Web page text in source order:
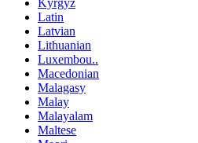
Latin
Latvian
Lithuanian
Luxembou..
Macedonian
Malagasy
Malay
Malayalam
Maltese